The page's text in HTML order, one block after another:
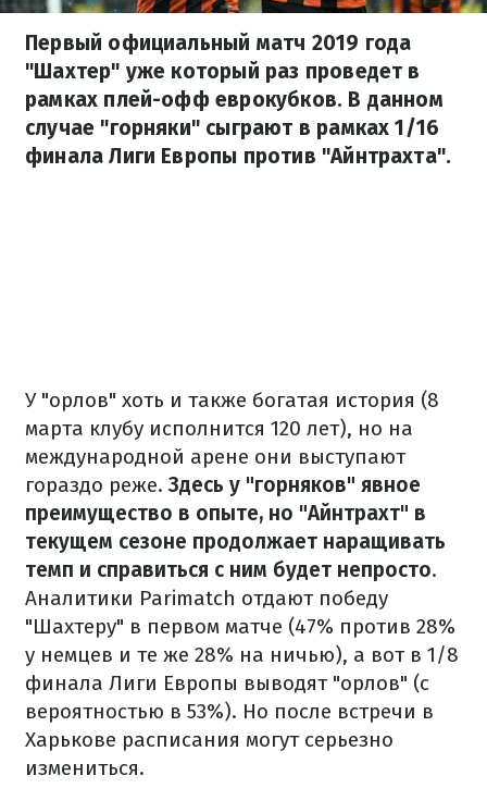
Первый официальный матч 2019 года
"Шахтер" уже который раз проведет в
рамках плей-офф еврокубков. В данном
случае "горняки" сыграют в рамках 1/16
финала Лиги Европы против "Айнтрахта".
У "орлов" хоть и также богатая история (8
марта клубу исполнится 120 лет), но на
международной арене они выступают
гораздо реже. Здесь у "горняков" явное
преимущество в опыте, но "Айнтрахт" в
текущем сезоне продолжает наращивать
темп и справиться с ним будет непросто.
Аналитики Parimatch отдают победу
"Шахтеру" в первом матче (47% против 28%
у немцев и те же 28% на ничью), а вот в 1/8
финала Лиги Европы выводят "орлов" (с
вероятностью в 53%). Но после встречи в
Харькове расписания могут серьезно
измениться.